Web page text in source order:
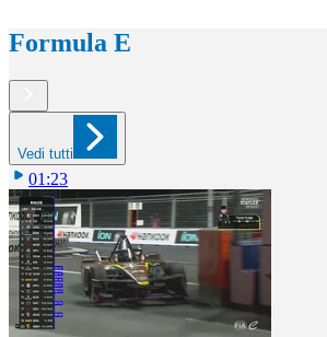
Formula E
Vedi tutti
01:23